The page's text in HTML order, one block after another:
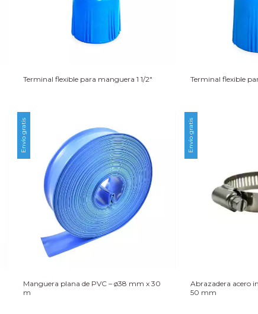
Terminal flexible para manguera 1 1/2″ Terminal flexible
Envío gratis
Manguera plana de PVC – ø38 mm x 30
m
Envío gratis
Abrazadera acero
50 mm